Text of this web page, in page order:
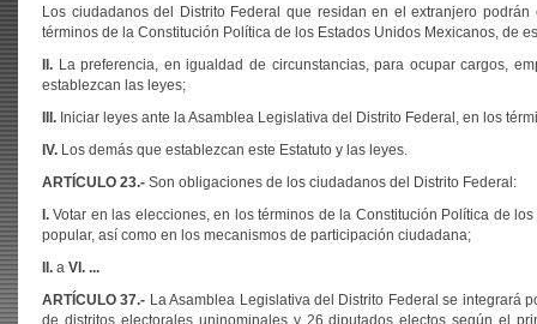
Los ciudadanos del Distrito Federal que residan en el extranjero
términos de la Constitución Política de los Estados Unidos Mexicanos, de
II. La preferencia, en igualdad de circunstancias, para ocupar cargos,
establezcan las leyes;
III. Iniciar leyes ante la Asamblea Legislativa del Distrito Federal, en los
IV. Los demás que establezcan este Estatuto y las leyes.
ARTÍCULO 23.- Son obligaciones de los ciudadanos del Distrito Federal:
. Votar en las elecciones, en los términos de la Constitución Política de
popular, así como en los mecanismos de participación ciudadana;
II. a VI. ...
ARTÍCULO37.- La Asamblea Legislativa del Distrito Federal se integrará
de distritos electorales uninominales y 26 diputados electos según el